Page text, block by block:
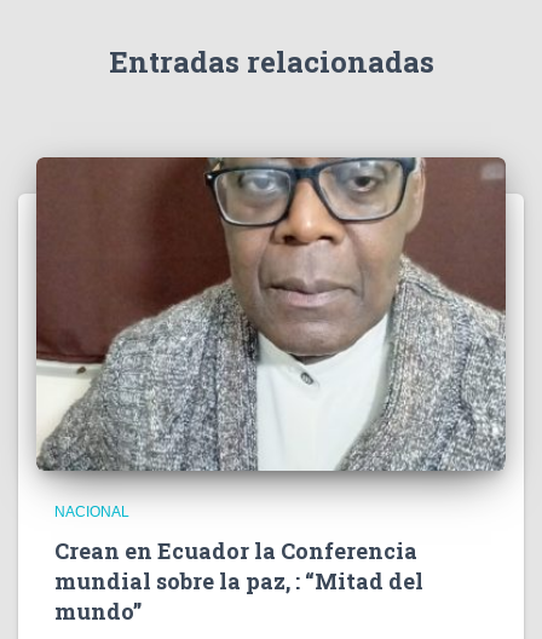
Entradas relacionadas
NACIONAL
Crean en Ecuador la Conferencia
mundial sobre la paz, : “Mitad del
mundo”